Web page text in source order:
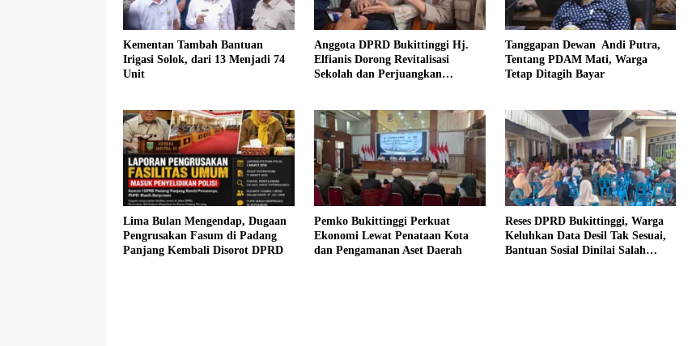
Kementan Tambah Bantuan
Irigasi Solok, dari 13 Menjadi 74
Unit
Anggota DPRD Bukittinggi Hj.
Elfianis Dorong Revitalisasi
Sekolah dan Perjuangkan
Tanggapan Dewan Andi Putra,
Tentang PDAM Mati, Warga
Tetap Ditagih Bayar
Lima Bulan Mengendap, Dugaan
Pengrusakan Fasum di Padang
Panjang Kembali Disorot DPRD
Pemko Bukittinggi Perkuat
Ekonomi Lewat Penataan Kota
dan Pengamanan Aset Daerah
Reses DPRD Bukittinggi, Warga
Keluhkan Data Desil Tak Sesuai,
Bantuan Sosial Dinilai Salah